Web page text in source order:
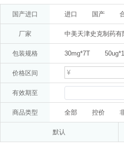
国产进口 进口 国产
厂家 中美天津史克制药有
AstraZeneca AB(分
广州白云山医药集
委托方:拜耳医药保
包装规格 30mg*7T
10ml
50μg*60D
价格区间
有效期至
商品类型 全部 控价
默认